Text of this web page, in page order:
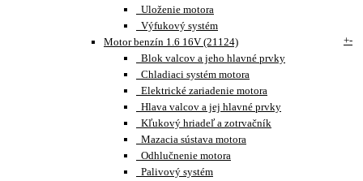
Uloženie motora
Výfukový systém
Motor benzín 1.6 16V (21124)
+-
Blok valcov a jeho hlavné prvky
Chladiaci systém motora
Elektrické zariadenie motora
Hlava valcov a jej hlavné prvky
Kľukový hriadeľ a zotrvačník
Mazacia sústava motora
Odhlučnenie motora
Palivový systém